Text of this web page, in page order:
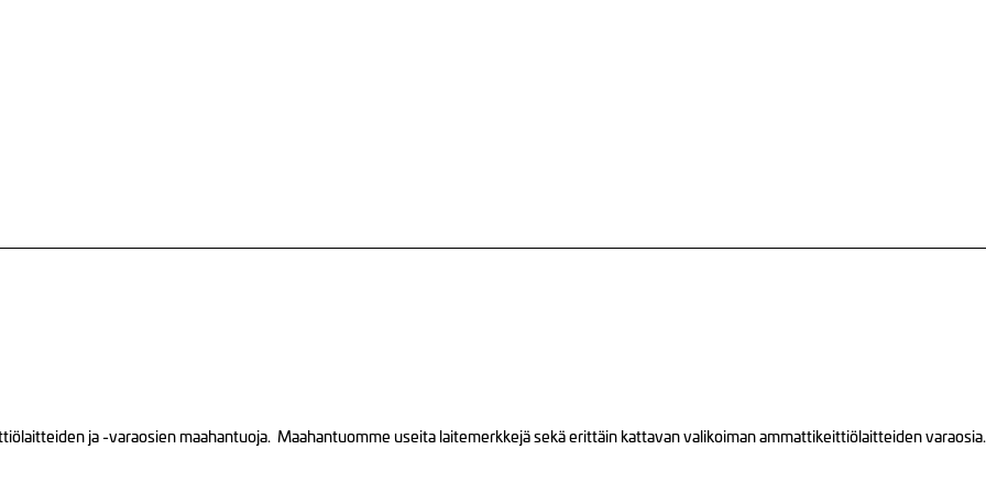
ja -varaosien maahantuoja. Maahantuomme useita laitemerkkejä sekä erittäin kattavan valikoiman ammattikeittiölaitteiden varaosia.